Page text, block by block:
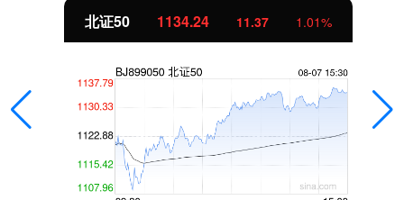
北证50 1134.24 11.37 1.01%